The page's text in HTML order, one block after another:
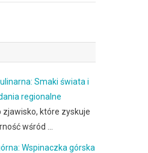
Smaki świata i
regionalne
które zyskuje
wśród …
Wspinaczka górska